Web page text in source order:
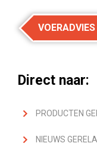
Direct naar:
PRODUCTEN
NIEUWS